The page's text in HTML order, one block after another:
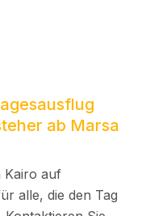
ab Marsa
Kairo auf
alle, die den Tag